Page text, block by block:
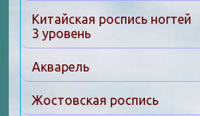
Китайская роспись ногтей
3 уровень
Акварель
Жостовская роспись